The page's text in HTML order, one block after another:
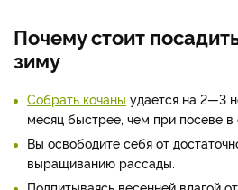
Почему стоит
зиму
Собрать кочаны удается на 2—3
месяц быстрее, чем при посеве
Вы освободите себя от
выращиванию рассады.